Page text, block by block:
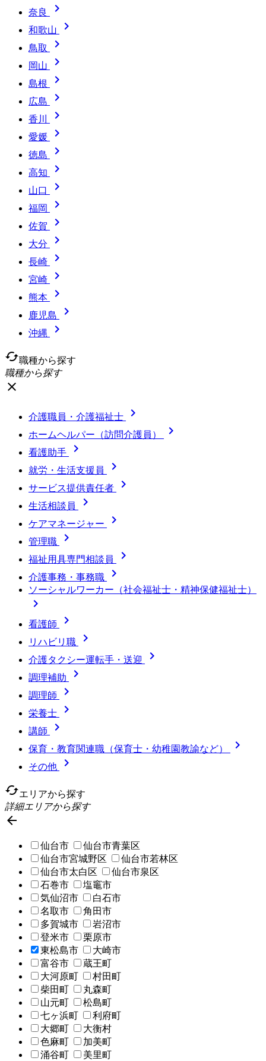
奈良 
和歌山 
鳥取 
岡山 
島根 
広島 
香川 
愛媛 
徳島 
高知 
山口 
福岡 
佐賀 
大分 
長崎 
宮崎 
熊本 
鹿児島 
沖縄

cached職種から探す
職種から探す
close
介護職員・介護福祉士 
ホームヘルパー（訪問介護員） 
看護助手 
就労・生活支援員 
サービス提供責任者 
生活相談員 
ケアマネージャー 
管理職 
福祉用具専門相談員 
介護事務・事務職 
ソーシャルワーカー（社会福祉士・精神保健福祉士）

看護師 
リハビリ職 
介護タクシー運転手・送迎 
調理補助 
調理師 
栄養士 
講師 
保育・教育関連職（保育士・幼稚園教諭など） 
その他

cachedエリアから探す
詳細エリアから探す

仙台市
仙台市青葉区
仙台市宮城野区
仙台市若林区
仙台市太白区
仙台市泉区
石巻市
塩竈市
気仙沼市
白石市
名取市
角田市
多賀城市
岩沼市
登米市
栗原市
東松島市
大崎市
富谷市
蔵王町
大河原町
村田町
柴田町
丸森町
山元町
松島町
七ヶ浜町
利府町
大郷町
大衡村
色麻町
加美町
涌谷町
美里町